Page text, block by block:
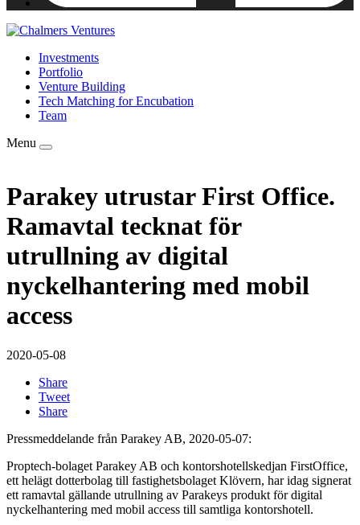
Investments
Portfolio
Venture Building
Tech Matching for Encubation
Team
Menu
Parakey utrustar First Office.
Ramavtal tecknat för
utrullning av digital
nyckelhantering med mobil
access
2020-05-08
Share
Tweet
Share
Pressmeddelande från Parakey AB, 2020-05-07:
Proptech-bolaget Parakey AB och kontorshotellskedjan FirstOffice,
ett helägt dotterbolag till fastighetsbolaget Klövern, har idag signerat
ett ramavtal gällande utrullning av Parakeys produkt för digital
nyckelhantering med mobil access till samtliga kontorshotell.